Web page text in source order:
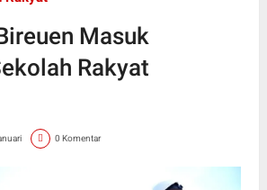
Masuk
Rakyat
0 Komentar